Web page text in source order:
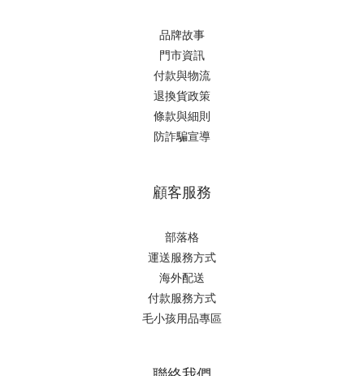
品牌故事
門市資訊
付款與物流
退換貨政策
條款與細則
防詐騙宣導
顧客服務
部落格
運送服務方式
海外配送
付款服務方式
毛小孩用品專區